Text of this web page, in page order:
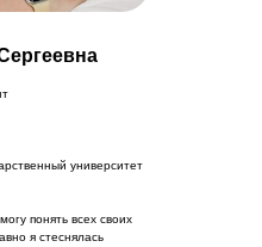
университет
понять всех своих
я стеснялась